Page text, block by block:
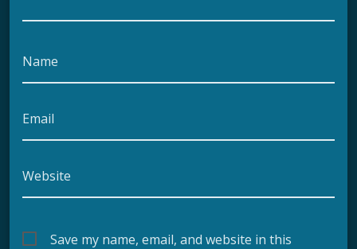
Name
Email
Website
Save my name, email, and website in this